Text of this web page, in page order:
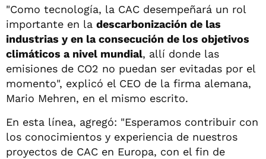
"Como tecnología, la CAC desempeñará un rol
importante en la descarbonización de las
industrias y en la consecución de los objetivos
climáticos a nivel mundial, allí donde las
emisiones de CO2 no puedan ser evitadas por el
momento", explicó el CEO de la firma alemana,
Mario Mehren, en el mismo escrito.
En esta línea, agregó: "Esperamos contribuir con
los conocimientos y experiencia de nuestros
proyectos de CAC en Europa, con el fin de